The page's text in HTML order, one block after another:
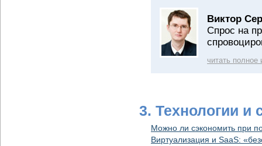
Виктор
Спрос на
читать полное
3. Технологии и
Можно ли сэкономить при
Виртуализация и SaaS: